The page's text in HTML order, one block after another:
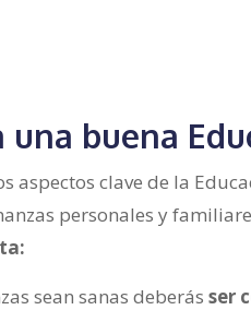
una buena
aspectos clave de la
personales y
sean sanas deberás ser